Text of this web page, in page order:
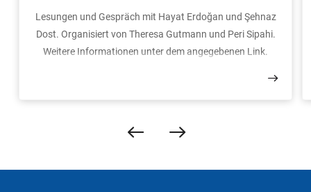
Lesungen und Gespräch mit Hayat Erdoğan und Şehnaz
Dost. Organisiert von Theresa Gutmann und Peri Sipahi.
Weitere Informationen unter dem angegebenen Link.